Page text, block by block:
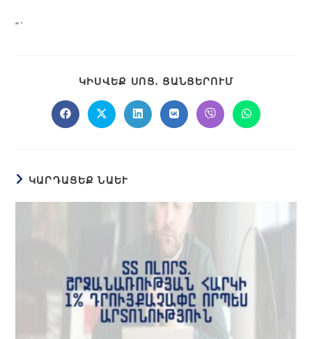
“`
ԿԻՍՎԵՔ ՍՈՑ․ ՑԱՆՑԵՐՈՒՄ
ԿԱՐԴԱՑԵՔ ՆԱԵՒ